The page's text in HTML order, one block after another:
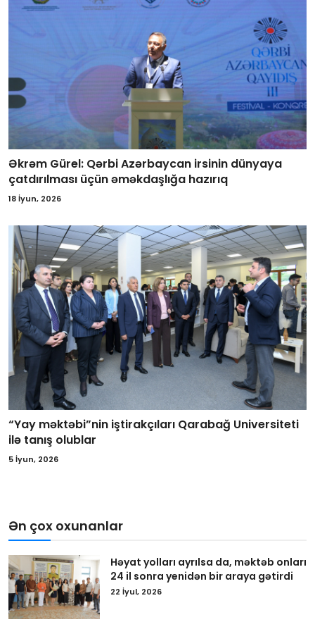
Əkrəm Gürel: Qərbi Azərbaycan irsinin dünyaya
çatdırılması üçün əməkdaşlığa hazırıq
18 İyun, 2026
“Yay məktəbi”nin iştirakçıları Qarabağ Universiteti
ilə tanış olublar
5 İyun, 2026
Ən çox oxunanlar
Həyat yolları ayrılsa da, məktəb onları
24 il sonra yenidən bir araya gətirdi
22 İyul, 2026